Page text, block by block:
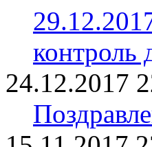
контроль
24.12.2017